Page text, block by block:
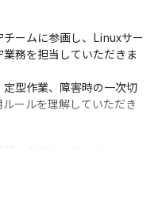
ームに参画し、Linuxサー
務を担当していただきま
型作業、障害時の一次切
ールを理解していただき
にも段階的に関わってい